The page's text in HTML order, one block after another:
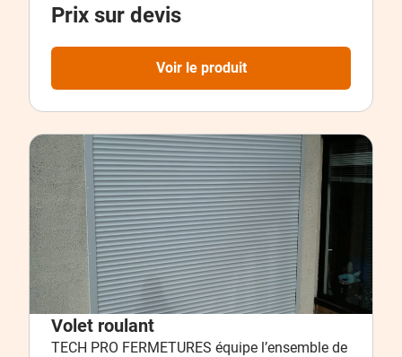
résistent aux intempéries et nécessitent très
coloris et styles, ils apportent une touche
d’élégance tout en améliorant le confort
Prix sur devis
Voir le produit
Volet roulant
TECH PRO FERMETURES équipe l’ensemble de